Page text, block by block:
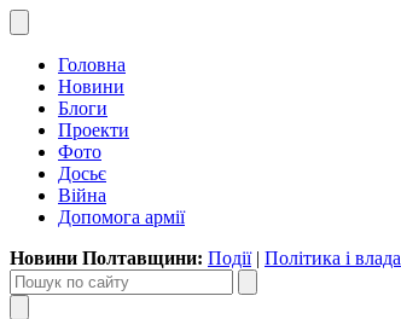
Головна
Новини
Блоги
Проекти
Фото
Досьє
Війна
Допомога армії
Новини Полтавщини: Події| Політика і влада